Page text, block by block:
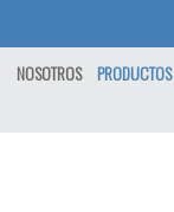
NOSOTROS PRODUCTOS